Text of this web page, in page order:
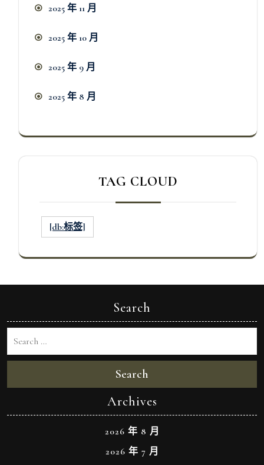
2025 年 11 月
2025 年 10 月
2025 年 9 月
2025 年 8 月
TAG CLOUD
[db:标签]
Search
Search
Archives
2026 年 8 月
2026 年 7 月